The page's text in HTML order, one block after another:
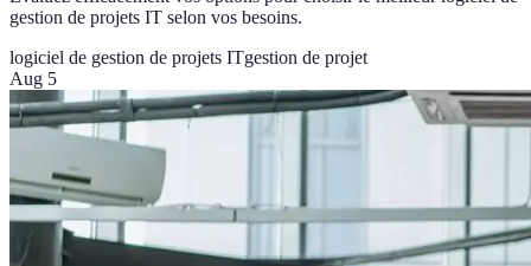
gestion de projets IT selon vos besoins.
logiciel de gestion de projets ITgestion de projet
Aug 5